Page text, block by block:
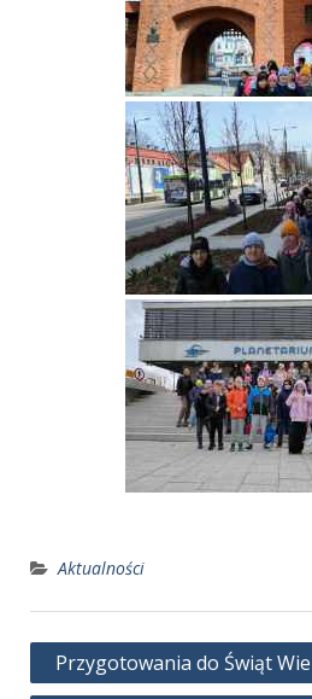
Aktualności
Nawigacja
wpisu
Przygotowania do Świąt